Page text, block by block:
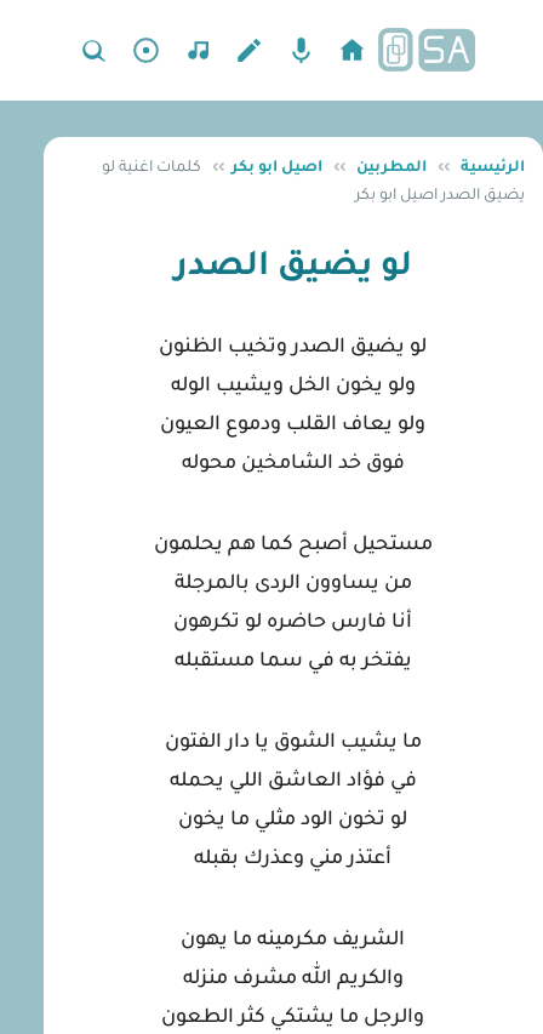
الرئيسية ›› المطربين ›› اصيل ابو بكر ››
كلمات اغنية لو
يضيق الصدر اصيل ابو بكر
لو يضيق الصدر
لو يضيق الصدر وتخيب الظنون
ولو يخون الخل ويشيب الوله
ولو يعاف القلب ودموع العيون
فوق خد الشامخين محوله
مستحيل أصبح كما هم يحلمون
من يساوون الردى بالمرجلة
أنا فارس حاضره لو تكرهون
يفتخر به في سما مستقبله
ما يشيب الشوق يا دار الفتون
في فؤاد العاشق اللي يحمله
لو تخون الود مثلي ما يخون
أعتذر مني وعذرك بقبله
الشريف مكرمينه ما يهون
والكريم الله مشرف منزله
والرجل ما يشتكي كثر الطعون